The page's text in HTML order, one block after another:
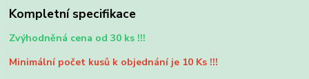
Kompletní specifikace
Zvýhodněná cena od 30 ks !!!
Minimální počet kusů k objednání je 10 Ks !!!